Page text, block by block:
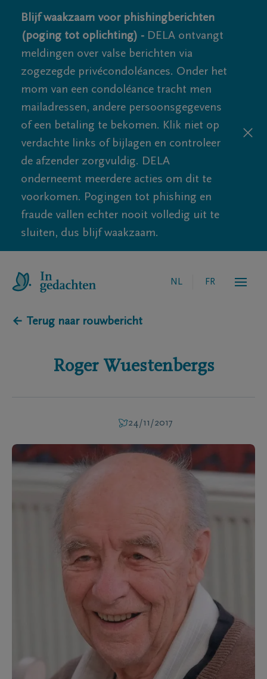
Blijf waakzaam voor phishingberichten
(poging tot oplichting) - DELA ontvangt
meldingen over valse berichten via
zogezegde privécondoléances. Onder het
mom van een condoléance tracht men
mailadressen, andere persoonsgegevens
of een betaling te bekomen. Klik niet op
verdachte links of bijlagen en controleer
de afzender zorgvuldig. DELA
onderneemt meerdere acties om dit te
voorkomen. Pogingen tot phishing en
fraude vallen echter nooit volledig uit te
sluiten, dus blijf waakzaam.
NL FR
← Terug naar rouwbericht
Roger Wuestenbergs
24/11/2017